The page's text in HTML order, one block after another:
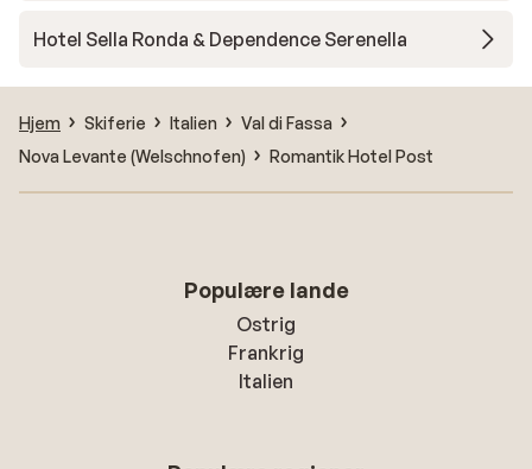
Hotel Sella Ronda & Dependence Serenella
Hjem Skiferie Italien
Val di Fassa
Nova Levante (Welschnofen)
Romantik Hotel Post
Populære lande
Ostrig
Frankrig
Italien